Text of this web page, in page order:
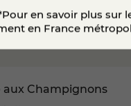
aux Champignons
en savoir plus sur
en France